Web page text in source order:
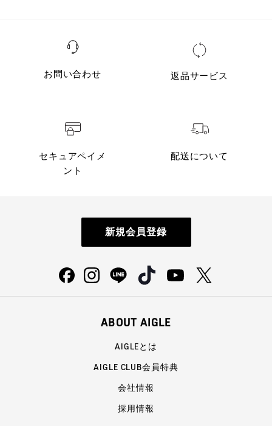
お問い合わせ 返品サービス
セキュアペイメ
ント
配送について
新規会員登録
ABOUT AIGLE
AIGLEとは
AIGLE CLUB会員特典
会社情報
採用情報